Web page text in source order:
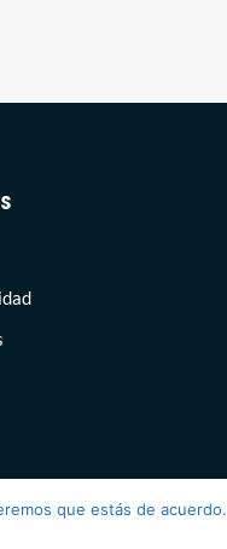
que estás de acuerdo.